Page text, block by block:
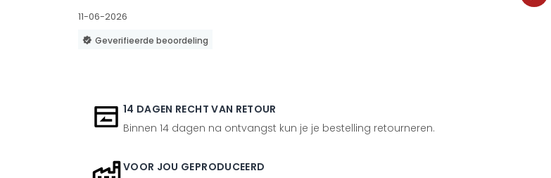
11-06-2026
Geverifieerde beoordeling
14 DAGEN RECHT VAN RETOUR
Binnen 14 dagen na ontvangst kun je je bestelling retourneren.
VOOR JOU GEPRODUCEERD